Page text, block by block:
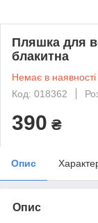
Пляшка для
блакитна
Немає в наявності
Код: 018362
390 ₴
Опис
Опис